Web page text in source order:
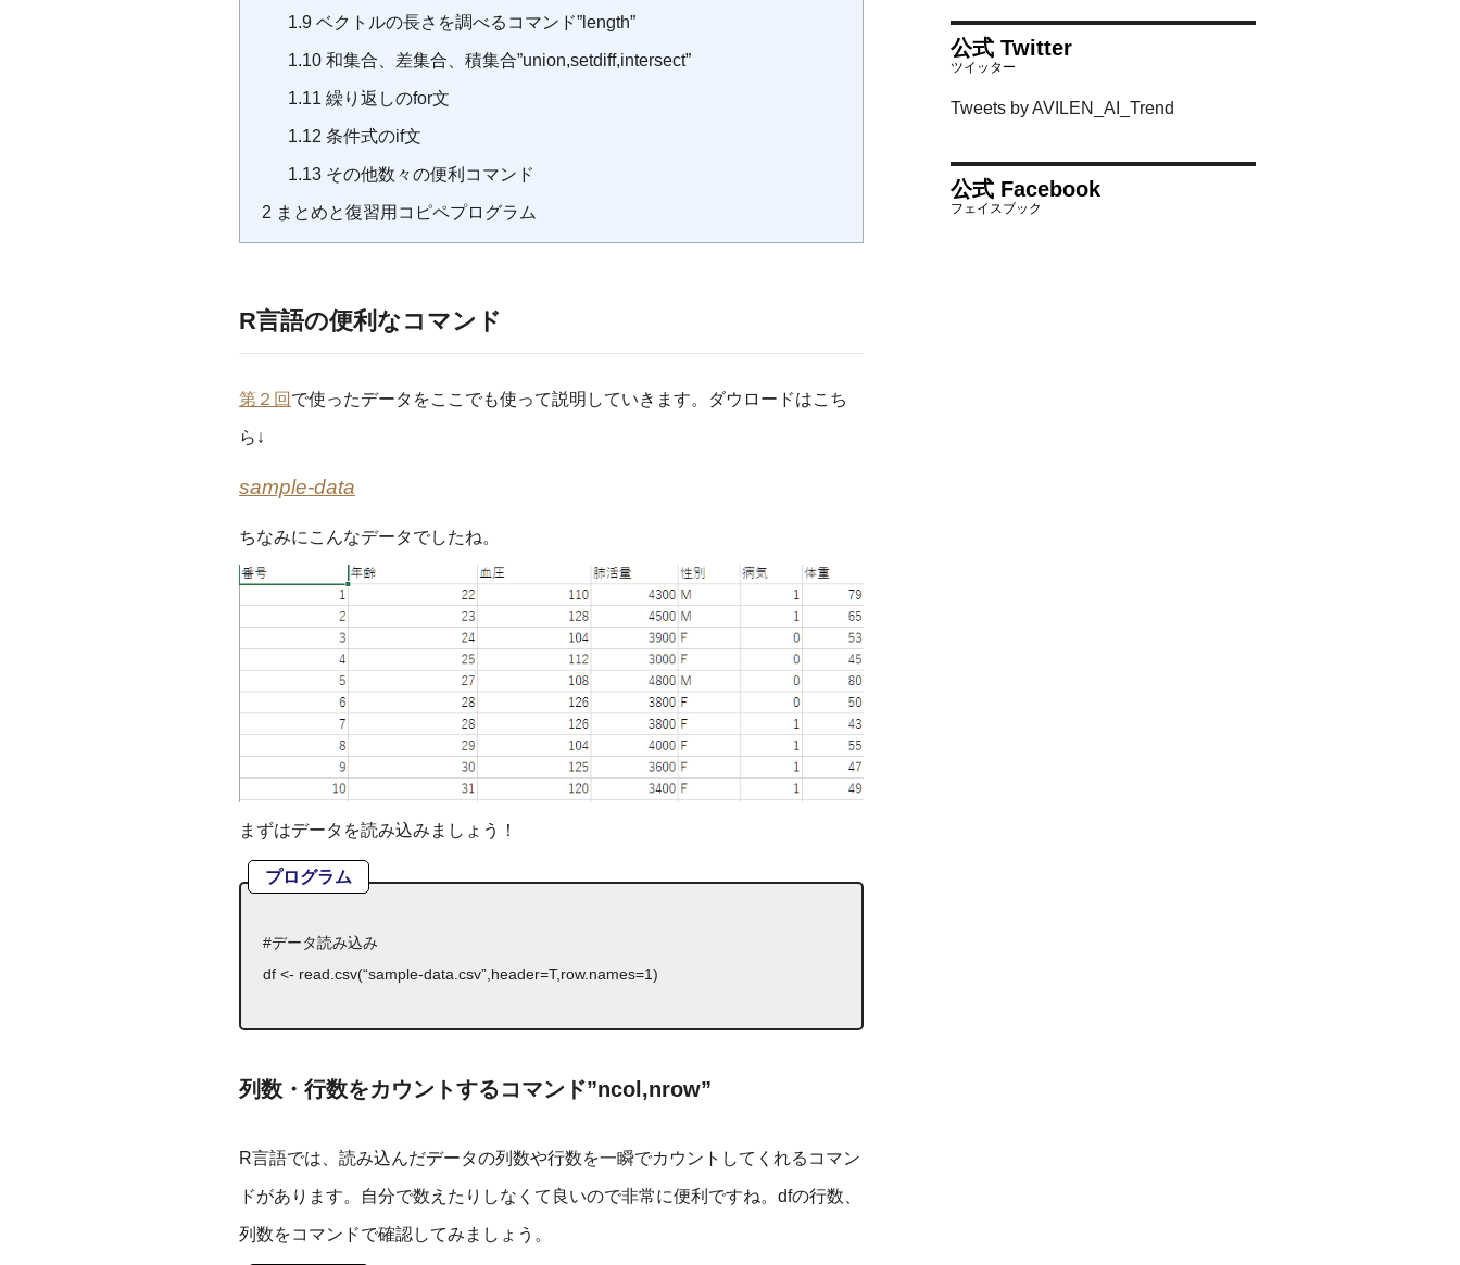
1.9 ベクトルの長さを調べるコマンド”length”
1.10 和集合、差集合、積集合”union,setdiff,intersect”
1.11 繰り返しのfor文
1.12 条件式のif文
1.13 その他数々の便利コマンド
2 まとめと復習用コピペプログラム
R言語の便利なコマンド
第２回 で使ったデータをここでも使って説明していきます。ダウロードはこち
ら↓
sample-data
ちなみにこんなデータでしたね。
まずはデータを読み込みましょう！
プログラム
#データ読み込み
df <- read.csv(“sample-data.csv”,header=T,row.names=1)
列数・行数をカウントするコマンド”ncol,nrow”
R言語では、読み込んだデータの列数や行数を一瞬でカウントしてくれるコマン
ドがあります。自分で数えたりしなくて良いので非常に便利ですね。dfの行数、
列数をコマンドで確認してみましょう。
公式 Twitter
Tweets by AVILEN_AI_Trend
公式 Facebook